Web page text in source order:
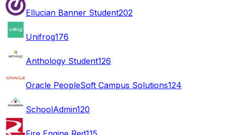
Ellucian Banner Student202
Unifrog176
Anthology Student126
Oracle PeopleSoft Campus Solutions124
SchoolAdmin120